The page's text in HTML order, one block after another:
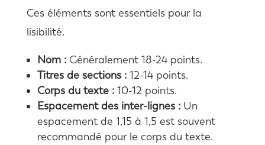
Ces éléments sont essentiels pour la
lisibilité.
Nom :Généralement 18-24 points.
Titres de sections :12-14 points.
Corps du texte :10-12 points.
Espacement des inter-lignes :Un
espacement de 1,15 à 1,5 est souvent
recommandé pour le corps du texte.